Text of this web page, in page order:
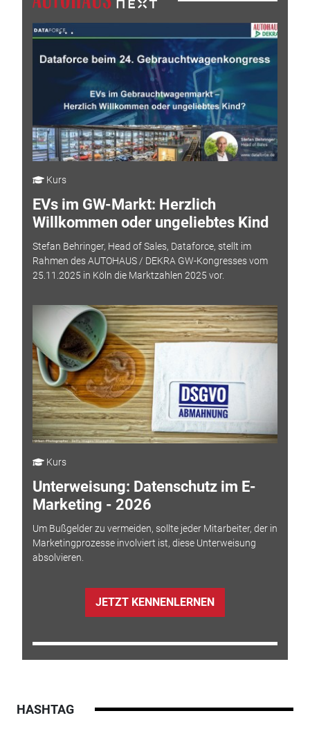
Kurs
EVs im GW-Markt: Herzlich
Willkommen oder ungeliebtes Kind
Stefan Behringer, Head of Sales, Dataforce, stellt im
Rahmen des AUTOHAUS / DEKRA GW-Kongresses vom
25.11.2025 in Köln die Marktzahlen 2025 vor.
Kurs
Unterweisung: Datenschutz im E-
Marketing - 2026
Um Bußgelder zu vermeiden, sollte jeder Mitarbeiter, der in
Marketingprozesse involviert ist, diese Unterweisung
absolvieren.
JETZT KENNENLERNEN
HASHTAG